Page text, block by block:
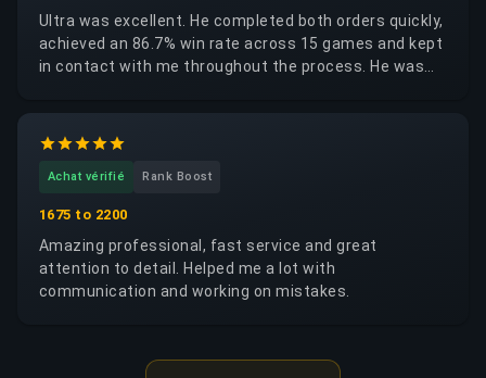
Ultra was excellent. He completed both orders quickly,
achieved an 86.7% win rate across 15 games and kept
in contact with me throughout the process. He was
would happily request the same booster again.
Achat vérifié Rank Boost
1675 to 2200
Amazing professional, fast service and great
attention to detail. Helped me a lot with
communication and working on mistakes.